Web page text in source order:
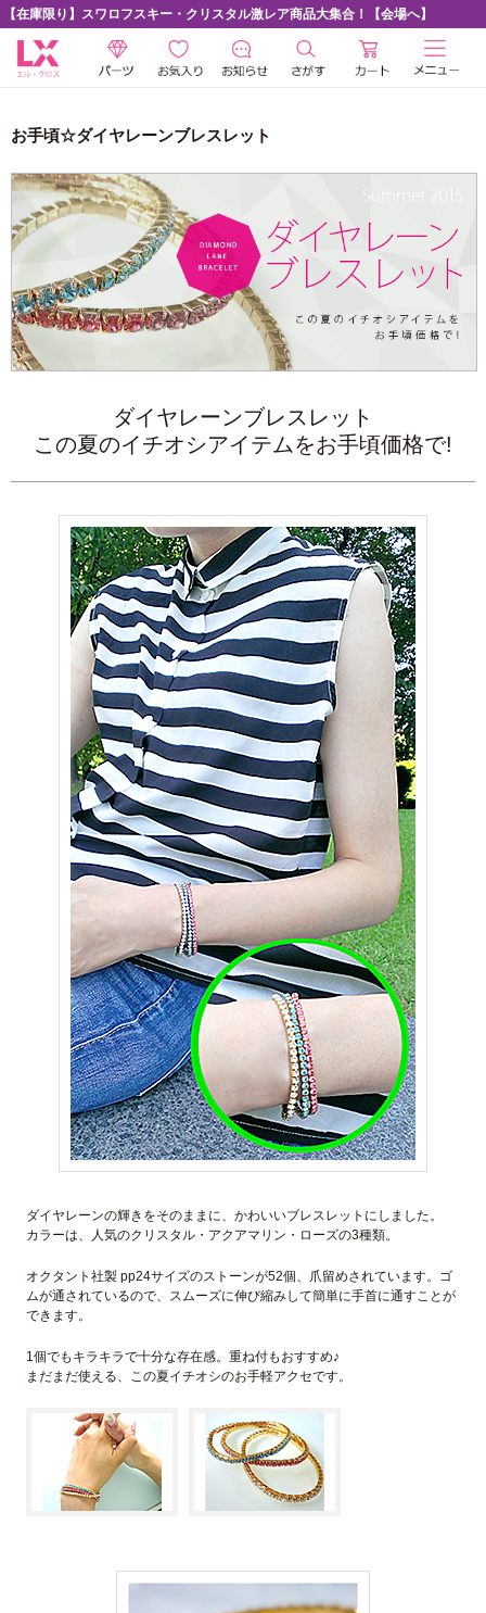
【在庫限り】スワロフスキー・クリスタル激レア商品大集合！【会場へ】
お手頃☆ダイヤレーンブレスレット
ダイヤレーンブレスレット
この夏のイチオシアイテムをお手頃価格で!
ダイヤレーンの輝きをそのままに、かわいいブレスレットにしました。
カラーは、人気のクリスタル・アクアマリン・ローズの3種類。
オクタント社製 pp24サイズのストーンが52個、爪留めされています。ゴ
ムが通されているので、スムーズに伸び縮みして簡単に手首に通すことが
できます。
1個でもキラキラで十分な存在感。重ね付もおすすめ♪
まだまだ使える、この夏イチオシのお手軽アクセです。